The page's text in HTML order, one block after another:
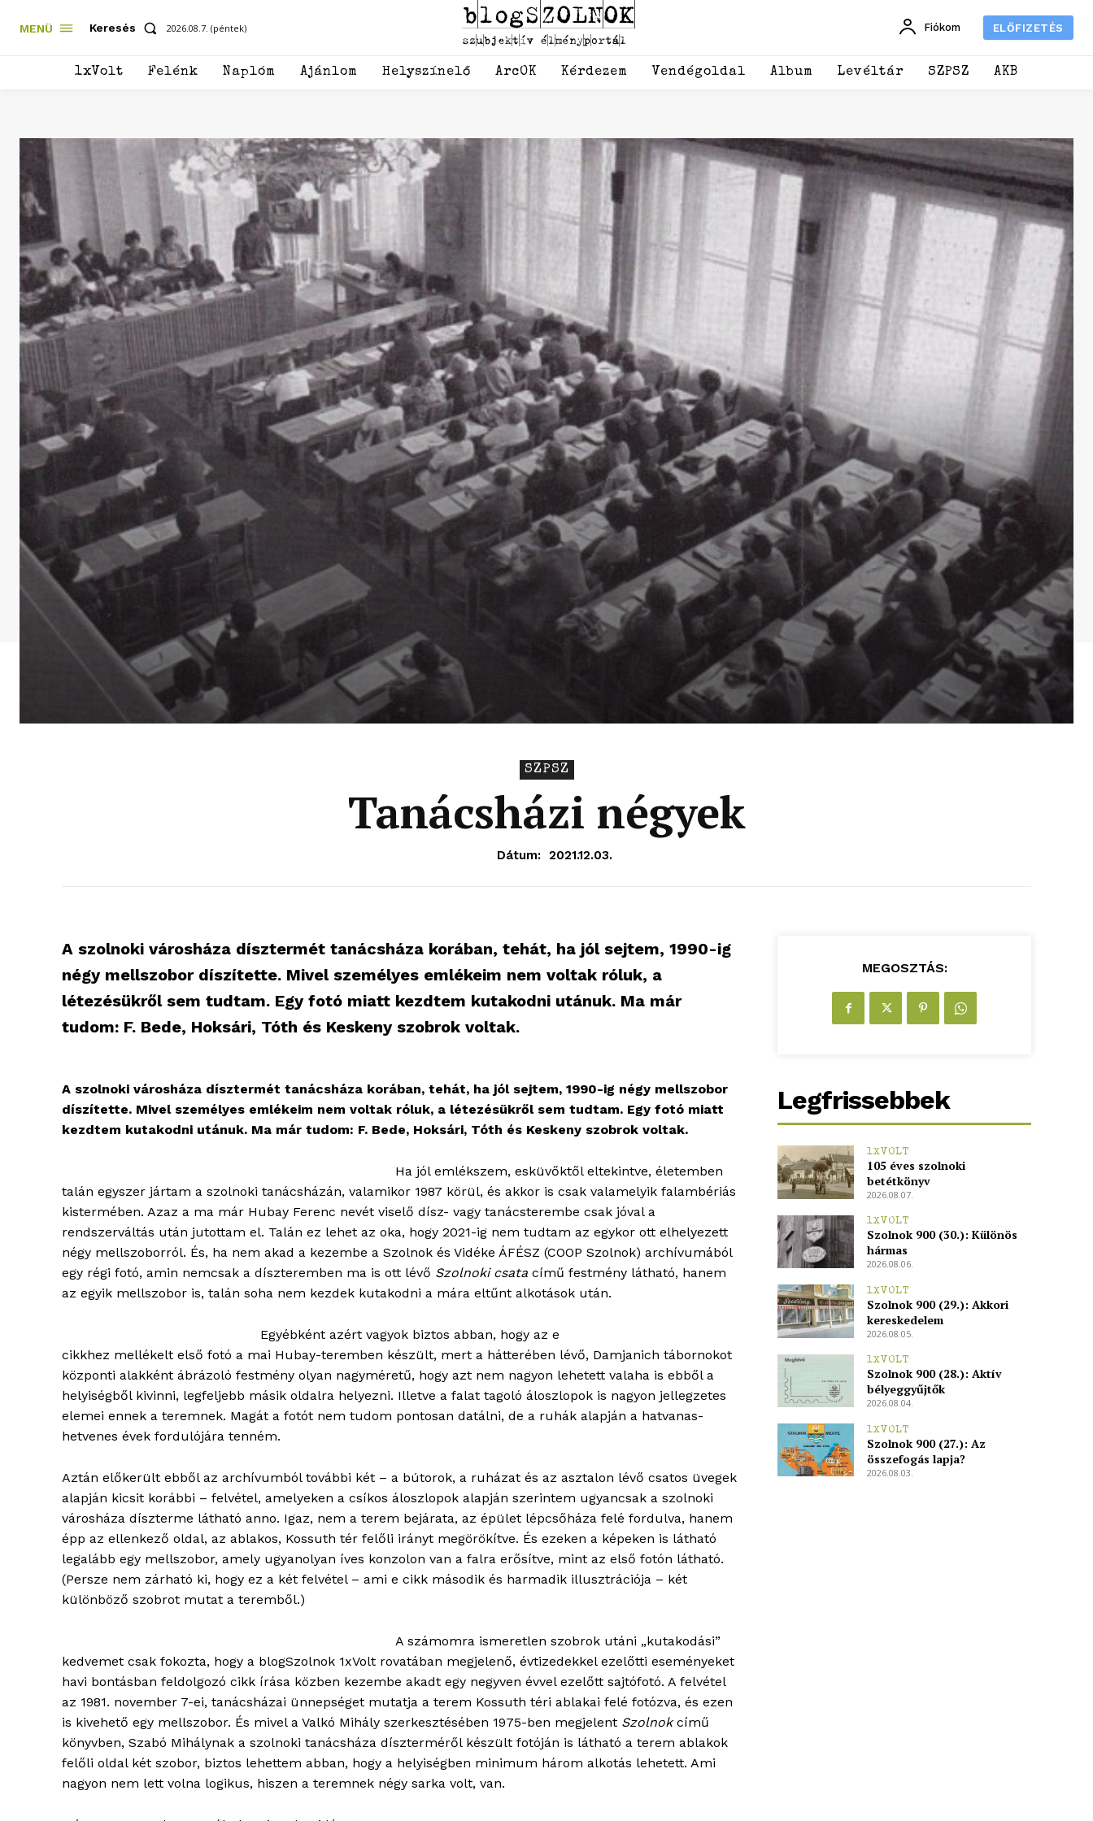
blogSZOLNOK
szubjektív
élményportál
bSZ fiók
Előfizetés
Kapcsolat
Adatkezelési tájékoztató
Hirdetés
MENÜ Keresés 2026.08.7. (péntek) Fiókom ELŐFIZETÉS
1xVolt Felénk Naplóm Ajánlom Helyszínelő ArcOK Kérdezem Vendégoldal Album Levéltár SZPSZ AKB
SZPSZ
Tanácsházi négyek
Dátum: 2021.12.03.
A szolnoki városháza dísztermét tanácsháza korában, tehát, ha jól sejtem, 1990-ig
négy mellszobor díszítette. Mivel személyes emlékeim nem voltak róluk, a
létezésükről sem tudtam. Egy fotó miatt kezdtem kutakodni utánuk. Ma már
tudom: F. Bede, Hoksári, Tóth és Keskeny szobrok voltak.
A szolnoki városháza dísztermét tanácsháza korában, tehát, ha jól sejtem, 1990-ig négy mellszobor
díszítette. Mivel személyes emlékeim nem voltak róluk, a létezésükről sem tudtam. Egy fotó miatt
kezdtem kutakodni utánuk. Ma már tudom: F. Bede, Hoksári, Tóth és Keskeny szobrok voltak.
Ha jól emlékszem, esküvőktől eltekintve, életemben
talán egyszer jártam a szolnoki tanácsházán, valamikor 1987 körül, és akkor is csak valamelyik falambériás
kistermében. Azaz a ma már Hubay Ferenc nevét viselő dísz- vagy tanácsterembe csak jóval a
rendszerváltás után jutottam el. Talán ez lehet az oka, hogy 2021-ig nem tudtam az egykor ott elhelyezett
négy mellszoborról. És, ha nem akad a kezembe a Szolnok és Vidéke ÁFÉSZ (COOP Szolnok) archívumából
egy régi fotó, amin nemcsak a díszteremben ma is ott lévő Szolnoki csata című festmény látható, hanem
az egyik mellszobor is, talán soha nem kezdek kutakodni a mára eltűnt alkotások után.
Egyébként azért vagyok biztos abban, hogy az e
cikkhez mellékelt első fotó a mai Hubay-teremben készült, mert a hátterében lévő, Damjanich tábornokot
központi alakként ábrázoló festmény olyan nagyméretű, hogy azt nem nagyon lehetett valaha is ebből a
helyiségből kivinni, legfeljebb másik oldalra helyezni. Illetve a falat tagoló áloszlopok is nagyon jellegzetes
elemei ennek a teremnek. Magát a fotót nem tudom pontosan datálni, de a ruhák alapján a hatvanas-
hetvenes évek fordulójára tenném.
Aztán előkerült ebből az archívumból további két – a bútorok, a ruházat és az asztalon lévő csatos üvegek
alapján kicsit korábbi – felvétel, amelyeken a csíkos áloszlopok alapján szerintem ugyancsak a szolnoki
városháza díszterme látható anno. Igaz, nem a terem bejárata, az épület lépcsőháza felé fordulva, hanem
épp az ellenkező oldal, az ablakos, Kossuth tér felőli irányt megörökítve. És ezeken a képeken is látható
legalább egy mellszobor, amely ugyanolyan íves konzolon van a falra erősítve, mint az első fotón látható.
(Persze nem zárható ki, hogy ez a két felvétel – ami e cikk második és harmadik illusztrációja – két
különböző szobrot mutat a teremből.)
A számomra ismeretlen szobrok utáni „kutakodási”
kedvemet csak fokozta, hogy a blogSzolnok 1xVolt rovatában megjelenő, évtizedekkel ezelőtti eseményeket
havi bontásban feldolgozó cikk írása közben kezembe akadt egy negyven évvel ezelőtt sajtófotó. A felvétel
az 1981. november 7-ei, tanácsházai ünnepséget mutatja a terem Kossuth téri ablakai felé fotózva, és ezen
is kivehető egy mellszobor. És mivel a Valkó Mihály szerkesztésében 1975-ben megjelent Szolnokcímű
könyvben, Szabó Mihálynak a szolnoki tanácsháza díszterméről készült fotóján is látható a terem ablakok
felőli oldal két szobor, biztos lehettem abban, hogy a helyiségben minimum három alkotás lehetett. Ami
nagyon nem lett volna logikus, hiszen a teremnek négy sarka volt, van.
MEGOSZTÁS:
Legfrissebbek
1XVOLT
105 éves szolnoki
betétkönyv
2026.08.07.
1XVOLT
Szolnok 900 (30.): Különös
hármas
2026.08.06.
1XVOLT
Szolnok 900 (29.): Akkori
kereskedelem
2026.08.05.
1XVOLT
Szolnok 900 (28.): Aktív
bélyeggyűjtők
2026.08.04.
1XVOLT
Szolnok 900 (27.): Az
összefogás lapja?
2026.08.03.